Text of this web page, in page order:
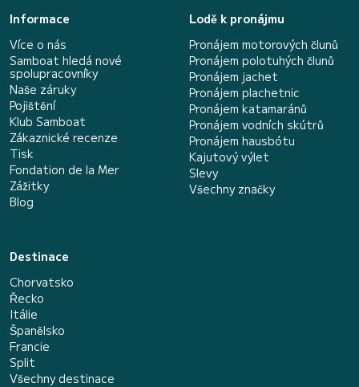
Informace
Více o nás
Samboat hledá nové
spolupracovníky
Naše záruky
Pojištění
Klub Samboat
Zákaznické recenze
Tisk
Fondation de la Mer
Zážitky
Blog
Lodě k pronájmu
Pronájem motorových člunů
Pronájem polotuhých člunů
Pronájem jachet
Pronájem plachetnic
Pronájem katamaránů
Pronájem vodních skútrů
Pronájem hausbótu
Kajutový výlet
Slevy
Všechny značky
Destinace
Chorvatsko
Řecko
Itálie
Španělsko
Francie
Split
Všechny destinace